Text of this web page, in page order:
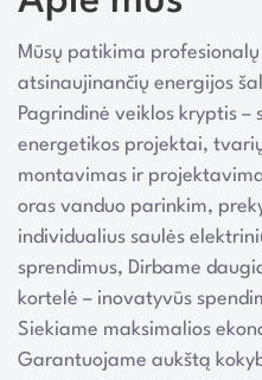
Mūsų patikima
atsinaujinančių energijos
Pagrindinė veiklos kryptis
energetikos projektai,
montavimas ir
oras vanduo parinkim,
individualius saulės
sprendimus, Dirbame
kortelė – inovatyvūs
Siekiame maksimalios
Garantuojame aukštą